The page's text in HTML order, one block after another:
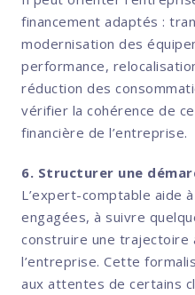
financement adaptés :
modernisation des
performance,
réduction des
vérifier la cohérence de
financière de l’entreprise.
6. Structurer une
L’expert-comptable aide
engagées, à suivre
construire une trajectoire
l’entreprise. Cette
aux attentes de certains